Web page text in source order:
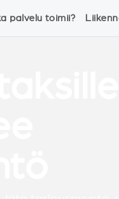
palvelu toimii?